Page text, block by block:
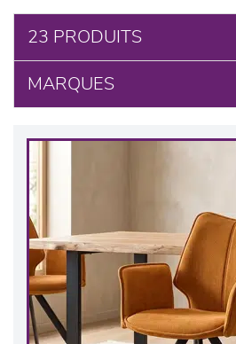
chambres et dressing
literie
23 PRODUITS
MARQUES